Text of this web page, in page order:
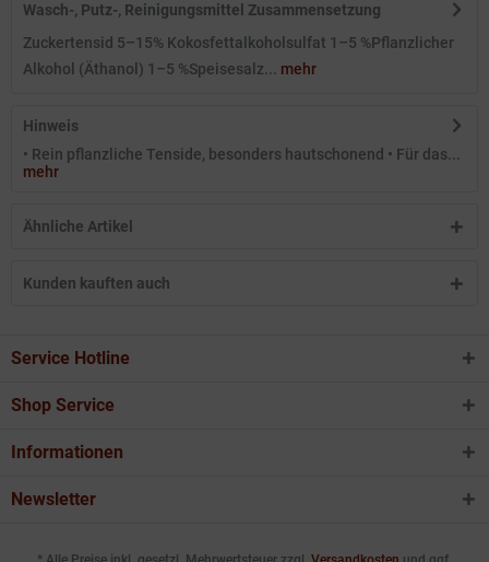
Wasch-, Putz-, Reinigungsmittel Zusammensetzung
Zuckertensid 5–15% Kokosfettalkoholsulfat 1–5 %Pflanzlicher
Alkohol (Äthanol) 1–5 %Speisesalz... mehr
Hinweis
• Rein pflanzliche Tenside, besonders hautschonend • Für das...
mehr
Ähnliche Artikel
Kunden kauften auch
Service Hotline
Shop Service
Informationen
Newsletter